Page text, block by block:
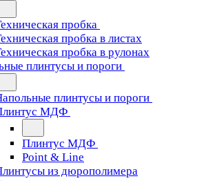
пробка
пробка в листах
пробка в рулонах
плинтусы и пороги
плинтусы и пороги
МДФ
Плинтус МДФ
Point & Line
из дюрополимера